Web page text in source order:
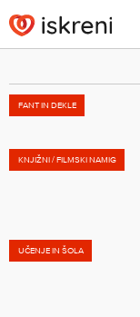
to
content
FANT IN DEKLE
KNJIŽNI / FILMSKI NAMIG
UČENJE IN ŠOLA